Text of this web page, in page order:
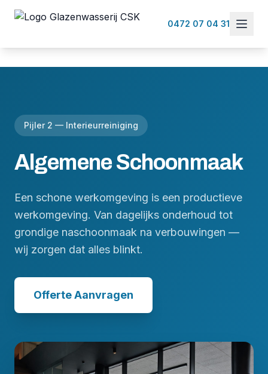
0472 07 04 31
Pijler 2 — Interieurreiniging
Algemene Schoonmaak
Een schone werkomgeving is een productieve
werkomgeving. Van dagelijks onderhoud tot
grondige naschoonmaak na verbouwingen —
wij zorgen dat alles blinkt.
Offerte Aanvragen